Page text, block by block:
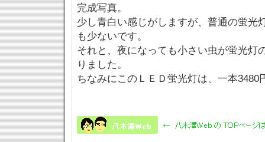
完成写真。
少し青白い感じがしますが、普通の蛍光
も少ないです。
それと、夜になっても小さい虫が蛍光灯
りました。
ちなみにこのＬＥＤ蛍光灯は、一本3480